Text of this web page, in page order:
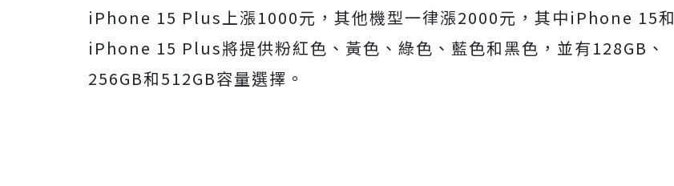
iPhone 15 Plus上漲1000元，其他機型一律漲2000元，其中iPhone 15和
iPhone 15 Plus將提供粉紅色、黃色、綠色、藍色和黑色，並有128GB、
256GB和512GB容量選擇。